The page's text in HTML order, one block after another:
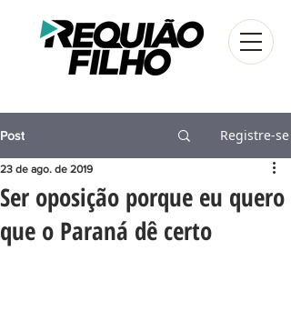
Post Registre-se
Ser oposição porque eu quero
que o Paraná dê certo
23 de ago. de 2019